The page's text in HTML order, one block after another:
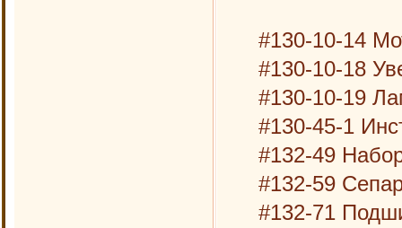
#130-10-14
#130-10-18
#130-10-19
#130-45-1
#132-49
#132-59
#132-71